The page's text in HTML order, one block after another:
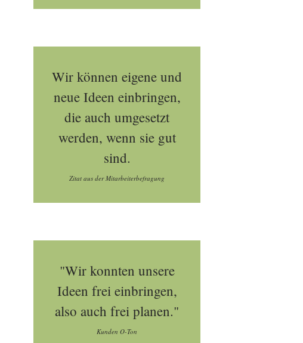
Wir können eigene und
neue Ideen einbringen,
die auch umgesetzt
werden, wenn sie gut
sind.
Zitat aus der Mitarbeiterbefragung
"Wir konnten unsere
Ideen frei einbringen,
also auch frei planen."
Kunden O-Ton